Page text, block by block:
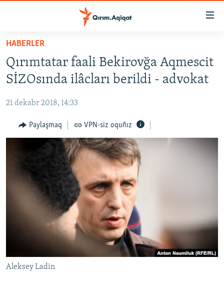
Esas
qaytmaq
Baş
qaytmaq
qaytmaq
SİYASET
CEMİYET
MEDENİYET
İNSAN AQLARI
SÜRET
Українською
HABERLER
Qırımtatar faali Bekirovğa Aqmescit
SİZOsında ilâcları berildi - advokat
21 dekabr 2018, 14:33
Paylaşmaq VPN-siz oquñız
Aleksey Ladin